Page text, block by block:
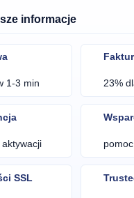
informacje
1-3 min 23%
SSL